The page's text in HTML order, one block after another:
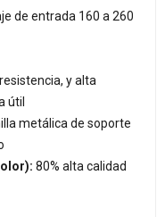
de entrada 160 a 260
y alta
útil
metálica de soporte
80% alta calidad